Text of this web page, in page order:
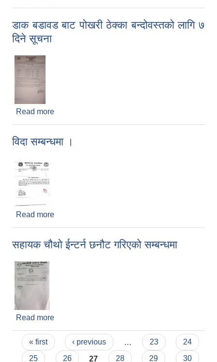
डाक बडावड बाट पोखरी ठेक्का बन्दोवस्तको लागि ७
दिने सूचना
Read more
विदा सम्बन्धमा ।
Read more
सहायक चौथाे ईन्टर्न छनौट गरिएको सम्बन्धमा
Read more
Pages
« first ‹ previous 23
24
25
26 27 28 29 30